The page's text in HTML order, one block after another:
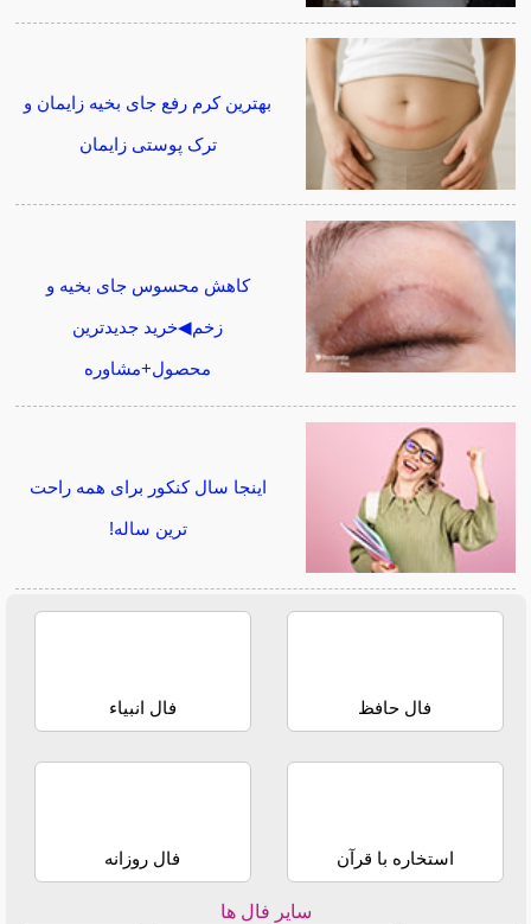
بهترین کرم رفع جای بخیه زایمان و
ترک پوستی زایمان
کاهش محسوس جای بخیه و
زخم◀خرید جدیدترین
محصول+مشاوره
اینجا سال کنکور برای همه راحت
ترین ساله!
فال حافظ فال انبیاء
استخاره با قرآن فال روزانه
سایر فال ها